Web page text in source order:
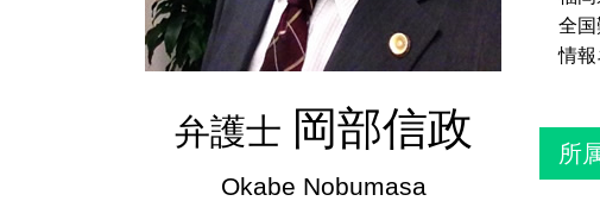
弁護士 岡部信政
全
情
所